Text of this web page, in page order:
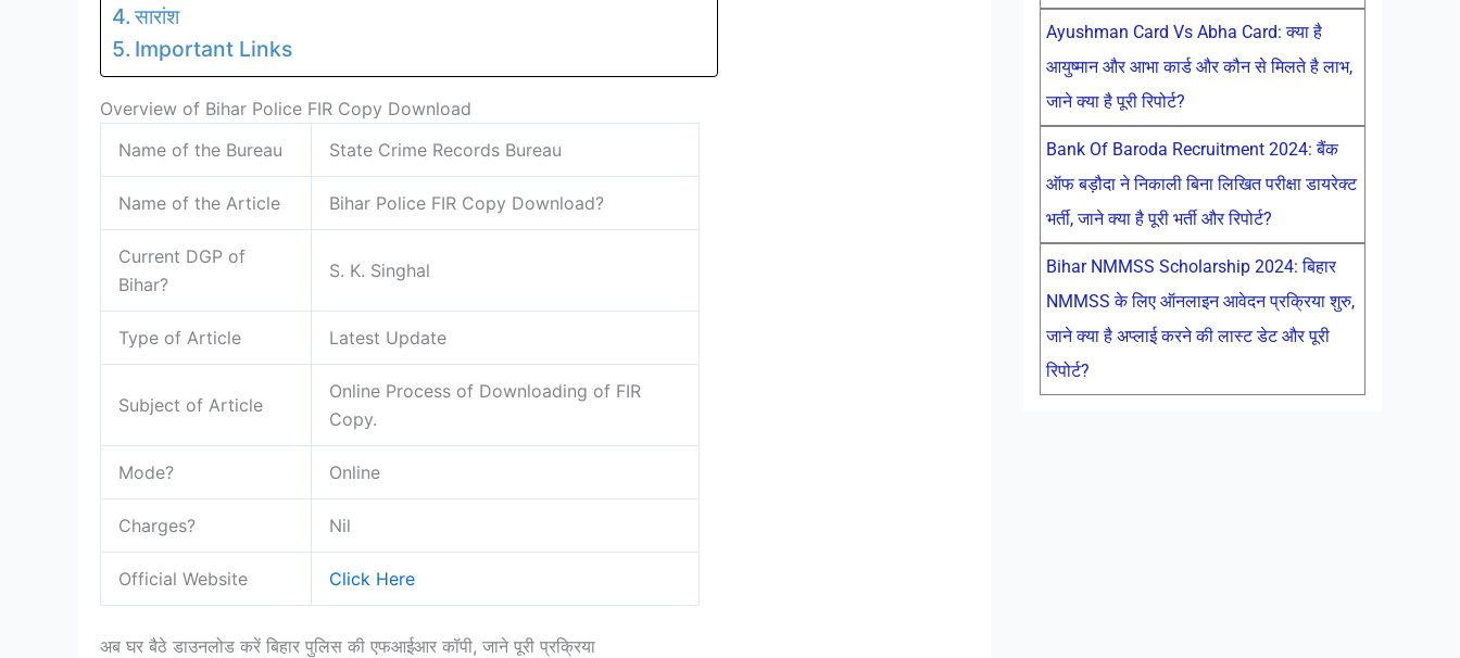
सारांश
Important Links
Overview of Bihar Police FIR Copy Download
Name of the Bureau
State Crime Records Bureau
Name of the Article Bihar Police FIR Copy Download?
Current DGP of
Bihar?
S. K. Singhal
Type of Article Latest Update
Subject of Article
Online Process of Downloading of FIR
Copy.
Mode? Online
Charges? Nil
Official Website Click Here
अब घर बैठे डाउनलोड करें बिहार पुलिस की एफआईआर कॉपी, जाने पूरी प्रक्रिया
Ayushman Card Vs Abha Card: क्या है
आयुष्मान और आभा कार्ड और कौन से मिलते है लाभ,
जाने क्या है पूरी रिपोर्ट?
Bank Of Baroda Recruitment 2024: बैंक
ऑफ बड़ौदा ने निकाली बिना लिखित परीक्षा डायरेक्ट
भर्ती, जाने क्या है पूरी भर्ती और रिपोर्ट?
Bihar NMMSS Scholarship 2024: बिहार
NMMSS के लिए ऑनलाइन आवेदन प्रक्रिया शुरु,
जाने क्या है अप्लाई करने की लास्ट डेट और पूरी
रिपोर्ट?